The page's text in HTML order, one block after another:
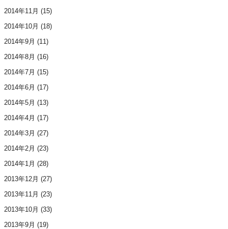
2014年11月 (15)
2014年10月 (18)
2014年9月 (11)
2014年8月 (16)
2014年7月 (15)
2014年6月 (17)
2014年5月 (13)
2014年4月 (17)
2014年3月 (27)
2014年2月 (23)
2014年1月 (28)
2013年12月 (27)
2013年11月 (23)
2013年10月 (33)
2013年9月 (19)